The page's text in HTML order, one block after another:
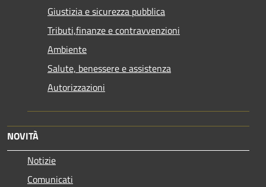
Giustizia e sicurezza pubblica
Tributi,finanze e contravvenzioni
Ambiente
Salute, benessere e assistenza
Autorizzazioni
NOVITÀ
Notizie
Comunicati